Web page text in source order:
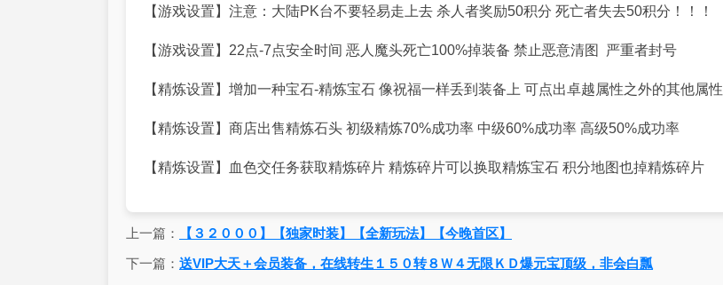
【游戏设置】注意：大陆PK台不要轻易走上去 杀人者奖励50积分 死亡者失去50积分！！！
【游戏设置】22点-7点安全时间 恶人魔头死亡100%掉装备 禁止恶意清图 严重者封号
【精炼设置】增加一种宝石-精炼宝石 像祝福一样丢到装备上 可点出卓越属性之外的其他属性
【精炼设置】商店出售精炼石头 初级精炼70%成功率 中级60%成功率 高级50%成功率
【精炼设置】血色交任务获取精炼碎片 精炼碎片可以换取精炼宝石 积分地图也掉精炼碎片
上一篇：
【３２０００】【独家时装】【全新玩法】【今晚首区】
下一篇： 送VIP大天＋会员装备，在线转生１５０转８Ｗ４无限ＫＤ爆元宝顶级，非会白瓢